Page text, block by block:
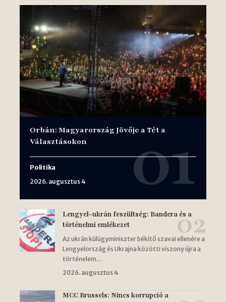
Orbán: Magyarország Jövője a Tét a
Választásokon
Politika
2026. augusztus 4
Lengyel-ukrán feszültség: Bandera és a
történelmi emlékezet
Az ukrán külügyminiszter békítő szavai ellenére a
Lengyelország és Ukrajna közötti viszony újra a
történelem…
2026. augusztus 4
MCC Brussels: Nincs korrupció a